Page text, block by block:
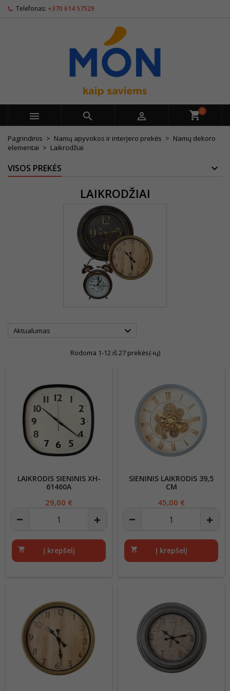
Telefonas: +370 614 57529
   0
Pagrindinis Namų apyvokos ir interjero prekės
Namų dekoro
elementai
Laikrodžiai
VISOS PREKĖS
LAIKRODŽIAI
Aktualumas 
Rodoma 1-12 iš 27 prekės(-ių)
LAIKRODIS SIENINIS XH-
61460A
Kaina
29,00 €
shopping_cart Į krepšelį
SIENINIS LAIKRODIS 39,5
CM
Kaina
45,00 €
shopping_cart Į krepšelį